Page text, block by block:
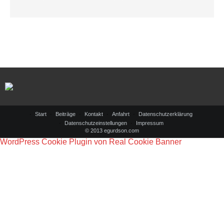
Start Beiträge Kontakt Anfahrt
Datenschutzerklärung
Datenschutzeinstellungen
Impressum
© 2013 egurdson.com
WordPress Cookie Plugin von Real Cookie Banner